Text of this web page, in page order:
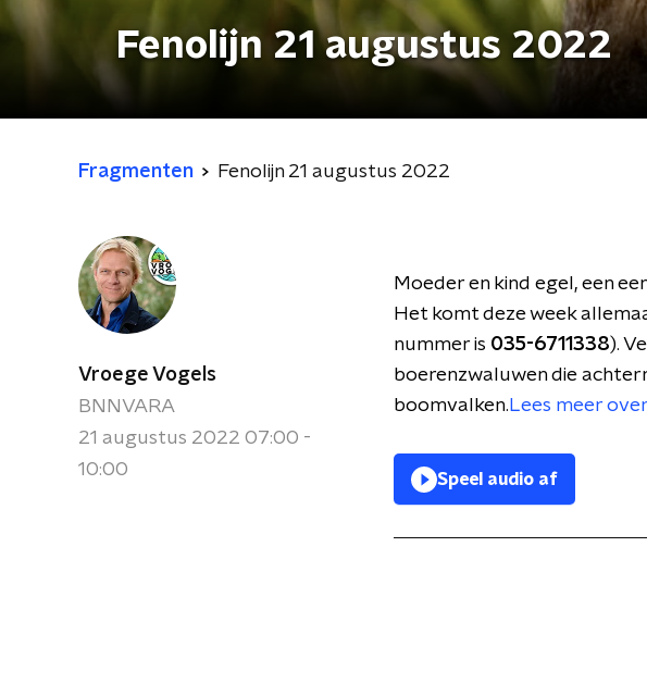
Fenolijn 21 augustus 2022
Fragmenten Fenolijn 21 augustus 2022
Vroege Vogels
BNNVARA
21 augustus 2022 07:00 -
10:00
Moeder en kind egel, een
Het komt deze week
nummer is 035-6711338).
boerenzwaluwen die
boomvalken. Lees meer
Speel audio af